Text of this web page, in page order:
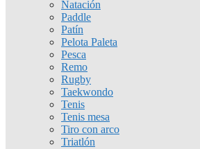
Natación
Paddle
Patín
Pelota Paleta
Pesca
Remo
Rugby
Taekwondo
Tenis
Tenis mesa
Tiro con arco
Triatlón